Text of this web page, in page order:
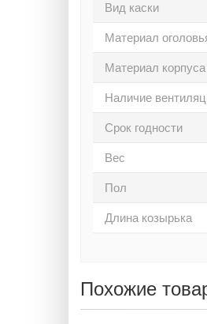
Вид каски
Материал
Материал корпуса
Наличие
Срок годности
Вес
Пол
Длина козырька
Похожие